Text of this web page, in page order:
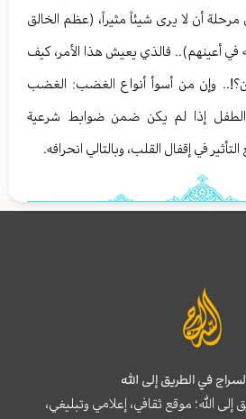
أن لا يرى شيئاً مثيراً، (عظم الخالق
أعينهم).. فالذي يعيش هذا الأمر، كيف
وإن من أسوأ أنواع الغضب: الغضب
الطفل إذا لم يكن ضمن ضوابط شرعية
في إقفال القلب، وبالتالي انحرافه.
في الطريق إلى الله
الله؛ موقع ثقافي، إعلامي وتبليغي،